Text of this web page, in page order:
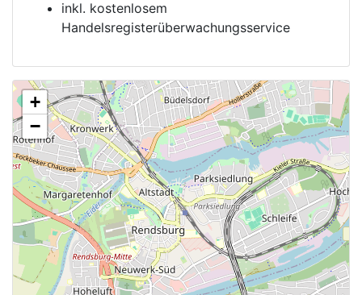
inkl. kostenlosem
Handelsregisterüberwachungsservice
+
−